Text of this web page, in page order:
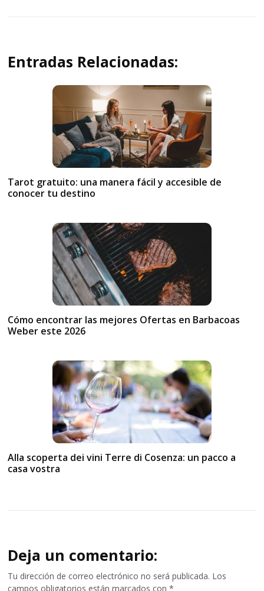
Entradas Relacionadas:
Tarot gratuito: una manera fácil y accesible de
conocer tu destino
Cómo encontrar las mejores Ofertas en Barbacoas
Weber este 2026
Alla scoperta dei vini Terre di Cosenza: un pacco a
casa vostra
Deja un comentario:
Tu dirección de correo electrónico no será publicada. Los
campos obligatorios están marcados con*